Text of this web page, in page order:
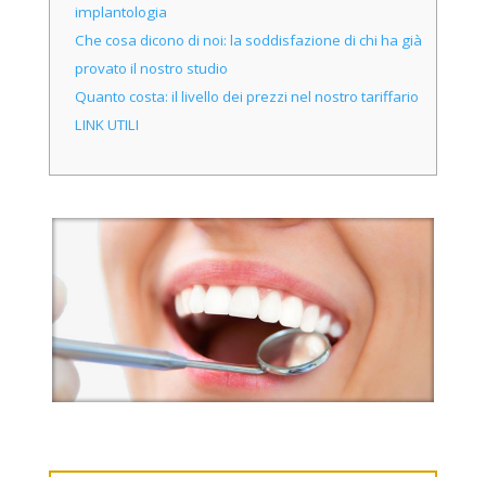
implantologia
Che cosa dicono di noi: la soddisfazione di chi ha già
provato il nostro studio
Quanto costa: il livello dei prezzi nel nostro tariffario
LINK UTILI